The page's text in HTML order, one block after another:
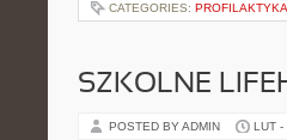
CATEGORIES:
SZKOLNE
POSTED BY ADMIN LUT -